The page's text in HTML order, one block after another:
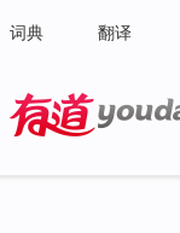
词典 翻译